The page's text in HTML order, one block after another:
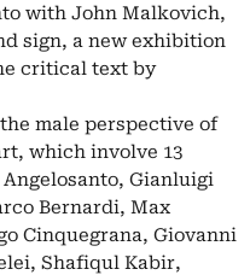
with John Malkovich,
sign, a new exhibition
critical text by
male perspective of
which involve 13
Gianluigi
Bernardi, Max
Cinquegrana, Giovanni
Shafiqul Kabir,